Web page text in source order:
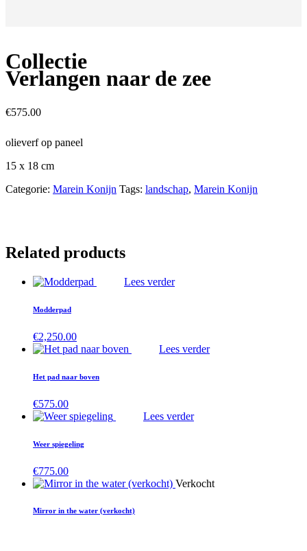
Collectie
Verlangen naar de zee
€575.00
olieverf op paneel
15 x 18 cm
Categorie: Marein Konijn Tags: landschap, Marein Konijn
Related products
Lees verder
Modderpad
€2,250.00
Lees verder
Het pad naar boven
€575.00
Lees verder
Weer spiegeling
€775.00
Verkocht
Mirror in the water (verkocht)